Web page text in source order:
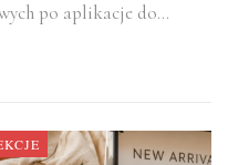
po aplikacje do…